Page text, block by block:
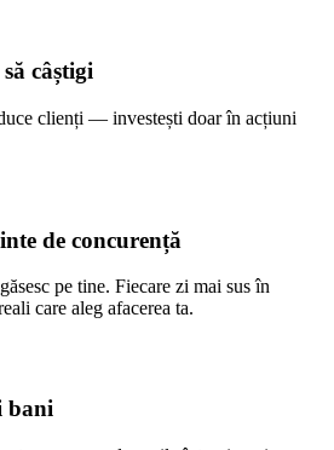
câștigi
clienți — investești doar în acțiuni
de concurență
pe tine. Fiecare zi mai sus în
care aleg afacerea ta.
bani